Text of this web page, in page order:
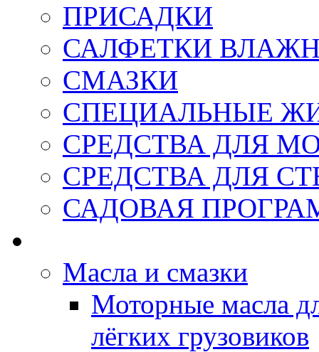
ПРИСАДКИ
САЛФЕТКИ
СМАЗКИ
СПЕЦИАЛЬНЫЕ
СРЕДСТВА ДЛЯ
СРЕДСТВА ДЛЯ
САДОВАЯ
Масла и смазки
Моторные масла
лёгких грузовиков